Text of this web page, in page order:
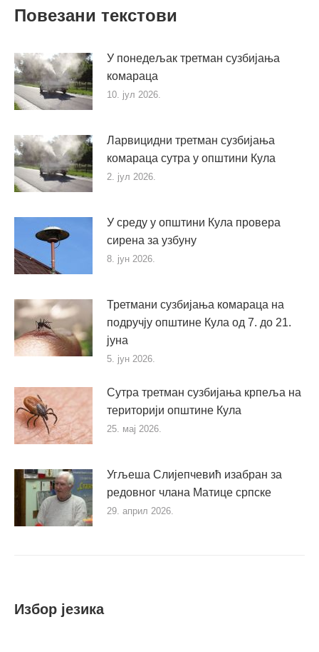
Повезани текстови
У понедељак третман сузбијања
комараца
10. јул 2026.
Ларвицидни третман сузбијања
комараца сутра у општини Кула
2. јул 2026.
У среду у општини Кула провера
сирена за узбуну
8. јун 2026.
Третмани сузбијања комараца на
подручју општине Кула од 7. до 21.
јуна
5. јун 2026.
Сутра третман сузбијања крпеља на
територији општине Кула
25. мај 2026.
Угљеша Слијепчевић изабран за
редовног члана Матице српске
29. април 2026.
Избор језика